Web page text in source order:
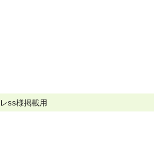
ホリスティックケア･カウンセラー受講生
ss様掲載用